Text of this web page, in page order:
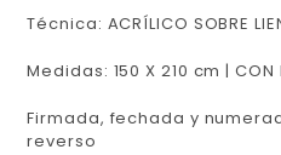
Técnica: ACRÍLICO SOBRE
Medidas: 150 X 210 cm | CON
Firmada, fechada y
reverso